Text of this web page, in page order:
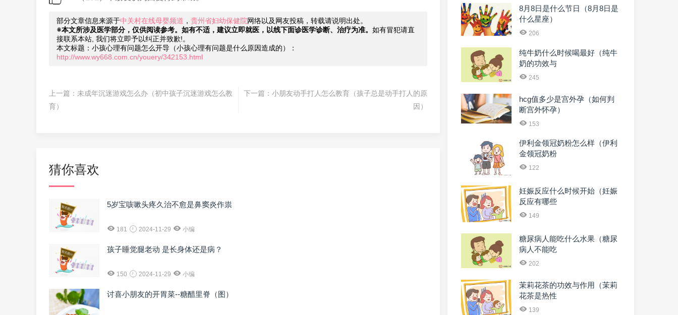
部分文章信息来源于中关村在线母婴频道 ， 贵州省妇幼保健院网络以及网友投稿，转载请说明出处。
※本文所涉及医学部分，仅供阅读参考。如有不适，建议立即就医，以线下面诊医学诊断、治疗为准。 如有冒犯请直
接联系本站, 我们将立即予以纠正并致歉!。
本文标题：小孩心理有问题怎么开导（小孩心理有问题是什么原因造成的）：
http://www.wy668.com.cn/youery/342153.html
上一篇： 未成年沉迷游戏怎么办（初中孩子沉迷游戏怎么教
育）
下一篇： 小朋友动手打人怎么教育（孩子总是动手打人的原
因）
猜你喜欢
5岁宝咳嗽头疼久治不愈是鼻窦炎作祟
181 2024-11-29 小编
孩子睡觉腿老动 是长身体还是病？
150 2024-11-29 小编
讨喜小朋友的开胃菜--糖醋里脊（图）
8月8日是什么节日（8月8日是
什么星座）
206
纯牛奶什么时候喝最好（纯牛
奶的功效与
245
hcg值多少是宫外孕（如何判
断宫外怀孕）
153
伊利金领冠奶粉怎么样（伊利
金领冠奶粉
122
妊娠反应什么时候开始（妊娠
反应有哪些
149
糖尿病人能吃什么水果（糖尿
病人不能吃
202
茉莉花茶的功效与作用（茉莉
花茶是热性
139